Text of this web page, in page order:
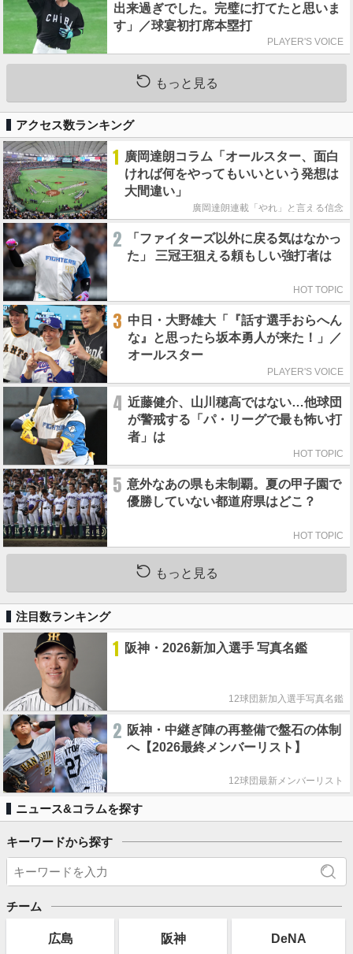
出来過ぎでした。完璧に打てたと思いま
す」／球宴初打席本塁打
PLAYER'S VOICE
もっと見る
アクセス数ランキング
1 廣岡達朗コラム「オールスター、面白
ければ何をやってもいいという発想は
大間違い」
廣岡達朗連載「やれ」と言える信念
2
「ファイターズ以外に戻る気はなかっ
た」 三冠王狙える頼もしい強打者は
HOT TOPIC
3 中日・大野雄大「『話す選手おらへん
な』と思ったら坂本勇人が来た！」／
オールスター
PLAYER'S VOICE
4 近藤健介、山川穂高ではない…他球団
が警戒する「パ・リーグで最も怖い打
者」は
HOT TOPIC
5 意外なあの県も未制覇。夏の甲子園で
優勝していない都道府県はどこ？
HOT TOPIC
もっと見る
注目数ランキング
1 阪神・2026新加入選手 写真名鑑
12球団新加入選手写真名鑑
2 阪神・中継ぎ陣の再整備で盤石の体制
へ【2026最終メンバーリスト】
12球団最新メンバーリスト
ニュース&コラムを探す
キーワードから探す
チーム
広島 阪神 DeNA